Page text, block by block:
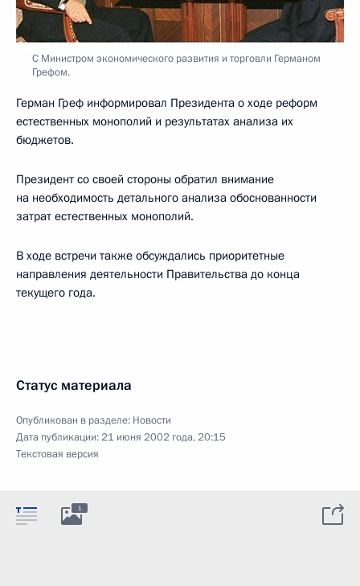
С Министром экономического развития и торговли Германом
Грефом.
Герман Греф информировал Президента о ходе реформ
естественных монополий и результатах анализа их
бюджетов.
Президент со своей стороны обратил внимание
на необходимость детального анализа обоснованности
затрат естественных монополий.
В ходе встречи также обсуждались приоритетные
направления деятельности Правительства до конца
текущего года.
Статус материала
Опубликован в разделе: Новости
Дата публикации:21 июня 2002 года, 20:15
Текстовая версия
1